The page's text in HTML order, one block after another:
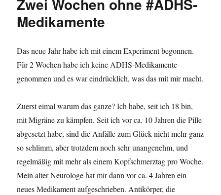
Zwei Wochen ohne #ADHS-
Medikamente
Das neue Jahr habe ich mit einem Experiment begonnen.
Für 2 Wochen habe ich keine ADHS-Medikamente
genommen und es war eindrücklich, was das mit mir macht.
Zuerst eimal warum das ganze? Ich habe, seit ich 18 bin,
mit Migräne zu kämpfen. Seit ich vor ca. 10 Jahren die Pille
abgesetzt habe, sind die Anfälle zum Glück nicht mehr ganz
so schlimm, aber trotzdem noch sehr unangenehm, und
regelmäßig mit mehr als einem Kopfschmerztag pro Woche.
Mein alter Neurologe hat mir dann vor ca. 4 Jahren ein
neues Medikament aufgeschrieben. Antikörper, die